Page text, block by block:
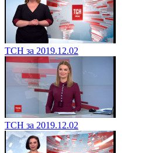
ТСН за 2019.12.02
ТСН за 2019.12.02